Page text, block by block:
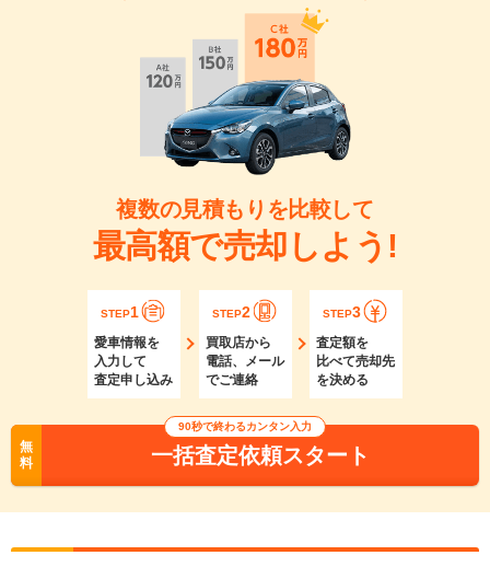
複数の見積もりを比較して
最高額で売却しよう!
STEP1
愛車情報を
入力して
査定申し込み
STEP2
買取店から
電話、メール
でご連絡
STEP3
査定額を
比べて売却先
を決める
無
料
90秒で終わるカンタン入力
一括査定依頼スタート